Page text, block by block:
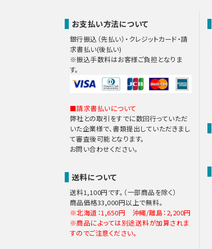
お支払い方法について
銀行振込（先払い）・クレジットカード・請
求書払い(後払い)
※振込手数料はお客様ご負担となりま
す。
■請求書払いについて
弊社との取引をすでに数回行っていただ
いた企業様で、書類提出していただきまし
て審査後可能となります。
お問い合わせください。
送料について
送料1,100円です。（一部商品を除く）
商品価格33,000円以上で無料。
※北海道：1,650円 沖縄/離島：2,200円
※商品によっては別途送料が加算されま
すのでご注意ください。